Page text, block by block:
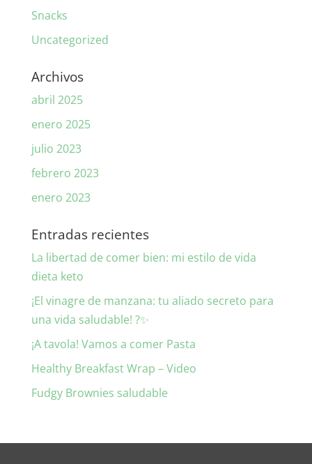
Snacks
Uncategorized
Archivos
abril 2025
enero 2025
julio 2023
febrero 2023
enero 2023
Entradas recientes
La libertad de comer bien: mi estilo de vida
dieta keto
¡El vinagre de manzana: tu aliado secreto para
una vida saludable! ?✨
¡A tavola! Vamos a comer Pasta
Healthy Breakfast Wrap – Video
Fudgy Brownies saludable